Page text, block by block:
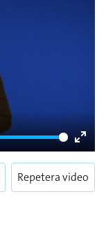
Enter
Repetera video